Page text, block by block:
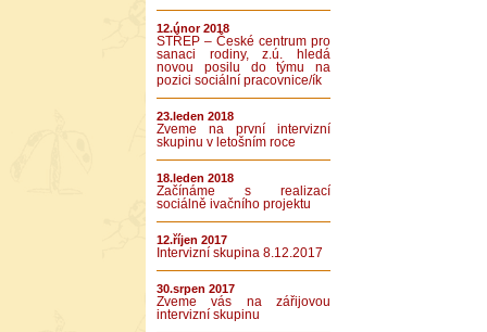
12.únor 2018
STŘEP – České centrum pro
sanaci rodiny, z.ú. hledá
novou posilu do týmu na
pozici sociální pracovnice/ík
23.leden 2018
Zveme na první intervizní
skupinu v letošním roce
18.leden 2018
Začínáme s realizací
sociálně ivačního projektu
12.říjen 2017
Intervizní skupina 8.12.2017
30.srpen 2017
Zveme vás na zářijovou
intervizní skupinu